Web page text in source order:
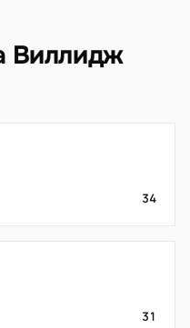
Виллидж
34
31